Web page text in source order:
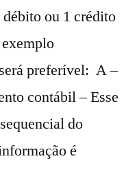
ou 1 crédito
preferível: A –
contábil – Esse
do
é